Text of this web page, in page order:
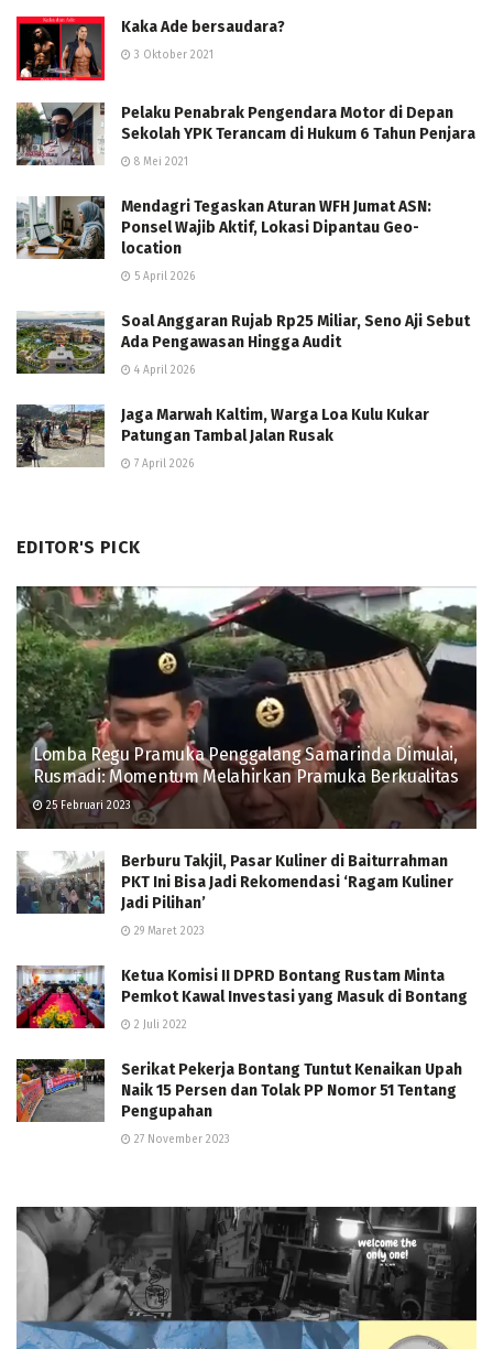
Kaka Ade bersaudara?
3 Oktober 2021
Pelaku Penabrak Pengendara Motor di Depan
Sekolah YPK Terancam di Hukum 6 Tahun Penjara
8 Mei 2021
Mendagri Tegaskan Aturan WFH Jumat ASN:
Ponsel Wajib Aktif, Lokasi Dipantau Geo-
location
5 April 2026
Soal Anggaran Rujab Rp25 Miliar, Seno Aji Sebut
Ada Pengawasan Hingga Audit
4 April 2026
Jaga Marwah Kaltim, Warga Loa Kulu Kukar
Patungan Tambal Jalan Rusak
7 April 2026
EDITOR'S PICK
Lomba Regu Pramuka Penggalang Samarinda Dimulai,
Rusmadi: Momentum Melahirkan Pramuka Berkualitas
25 Februari 2023
Berburu Takjil, Pasar Kuliner di Baiturrahman
PKT Ini Bisa Jadi Rekomendasi ‘Ragam Kuliner
Jadi Pilihan’
29 Maret 2023
Ketua Komisi II DPRD Bontang Rustam Minta
Pemkot Kawal Investasi yang Masuk di Bontang
2 Juli 2022
Serikat Pekerja Bontang Tuntut Kenaikan Upah
Naik 15 Persen dan Tolak PP Nomor 51 Tentang
Pengupahan
27 November 2023